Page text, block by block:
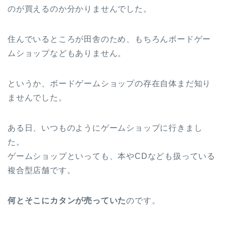
のが買えるのか分かりませんでした。
住んでいるところが田舎のため、もちろんボードゲー
ムショップなどもありません。
というか、ボードゲームショップの存在自体まだ知り
ませんでした。
ある日、いつものようにゲームショップに行きまし
た。
ゲームショップといっても、本やCDなども扱っている
複合型店舗です。
何とそこにカタンが売っていたのです。